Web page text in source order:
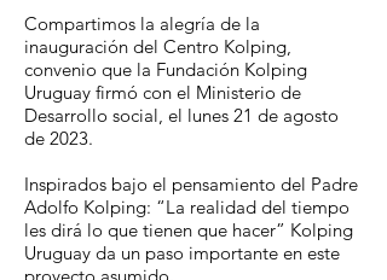
Compartimos la alegría de la
inauguración del Centro Kolping,
convenio que la Fundación Kolping
Uruguay firmó con el Ministerio de
Desarrollo social, el lunes 21 de agosto
de 2023.
Inspirados bajo el pensamiento del Padre
Adolfo Kolping: “La realidad del tiempo
les dirá lo que tienen que hacer” Kolping
Uruguay da un paso importante en este